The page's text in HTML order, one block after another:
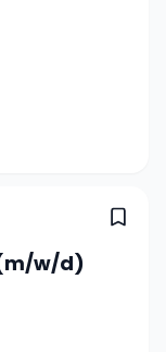
w/d)